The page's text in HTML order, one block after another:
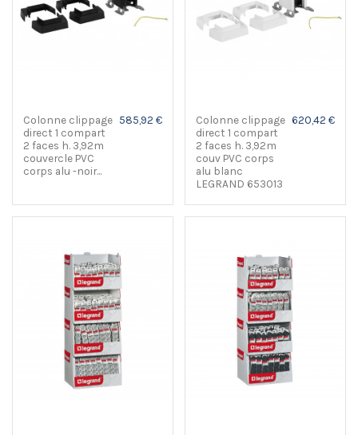
Colonne clippage
direct 1 compart
2 faces h. 3,92m
couvercle PVC
corps alu -noir...
585,92 €
Colonne clippage
direct 1 compart
2 faces h. 3,92m
couv PVC corps
alu blanc
LEGRAND 653013
620,42 €